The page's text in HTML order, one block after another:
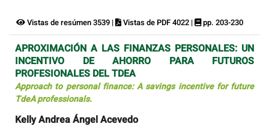
Vistas de resúmen 3539 | Vistas de PDF 4022 | pp. 203-230
APROXIMACIÓN A LAS FINANZAS PERSONALES: UN
INCENTIVO DE AHORRO PARA FUTUROS
PROFESIONALES DEL TDEA
Approach to personal finance: A savings incentive for future
TdeA professionals.
Kelly Andrea Ángel Acevedo